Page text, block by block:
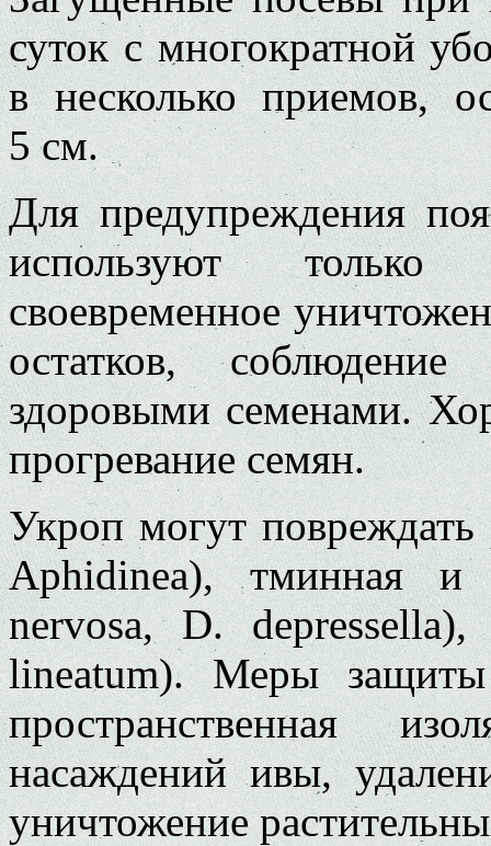
суток с многократной
в несколько приемов,
5 см.
Для предупреждения
используют только
своевременное
остатков,
здоровыми семенами.
прогревание семян.
Укроп могут
Aphidinea), тминная и
nervosa, D.
lineatum). Меры защиты
пространственная
насаждений ивы,
уничтожение